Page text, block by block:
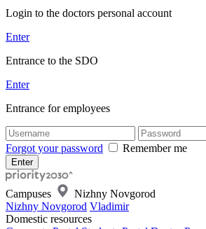
Login to the doctors personal account
Enter
Entrance to the SDO
Enter
Entrance for employees
Forgot your password Remember me
Campuses
Nizhny Novgorod
Nizhny Novgorod Vladimir
Domestic resources